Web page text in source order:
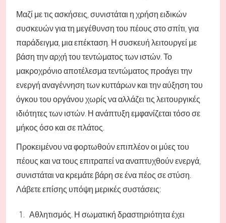
Μαζί με τις ασκήσεις, συνιστάται η χρήση ειδικών
συσκευών για τη μεγέθυνση του πέους στο σπίτι, για
παράδειγμα, μια επέκταση. Η συσκευή λειτουργεί με
βάση την αρχή του τεντώματος των ιστών. Το
μακροχρόνιο αποτέλεσμα τεντώματος προάγει την
ενεργή αναγέννηση των κυττάρων και την αύξηση του
όγκου του οργάνου χωρίς να αλλάζει τις λειτουργικές
ιδιότητες των ιστών. Η ανάπτυξη εμφανίζεται τόσο σε
μήκος όσο και σε πλάτος.
Προκειμένου να φορτωθούν επιπλέον οι μύες του
πέους και να τους επιτραπεί να αναπτυχθούν ενεργά,
συνιστάται να κρεμάτε βάρη σε ένα πέος σε στύση.
Λάβετε επίσης υπόψη μερικές συστάσεις:
Αθλητισμός. Η σωματική δραστηριότητα έχει